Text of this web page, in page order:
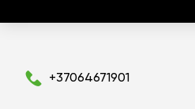
+37064671901